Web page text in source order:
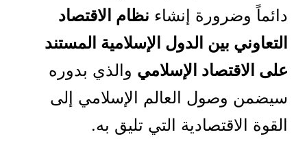
دائماً وضرورة إنشاء نظام الاقتصاد
التعاوني بين الدول الإسلامية المستند
على الاقتصاد الإسلامي والذي بدوره
سيضمن وصول العالم الإسلامي إلى
القوة الاقتصادية التي تليق به.